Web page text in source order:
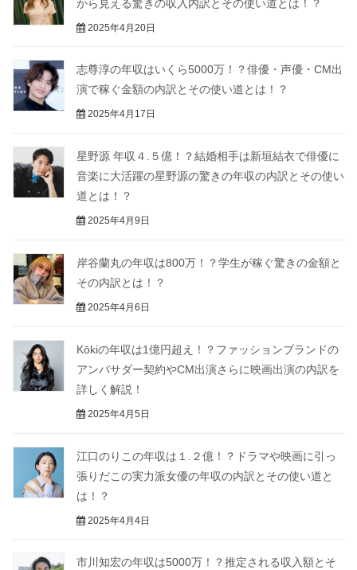
から見える驚きの収入内訳とその使い道とは！？
2025年4月20日
志尊淳の年収はいくら5000万！？俳優・声優・CM出
演で稼ぐ金額の内訳とその使い道とは！？
2025年4月17日
星野源 年収４.５億！？結婚相手は新垣結衣で俳優に
音楽に大活躍の星野源の驚きの年収の内訳とその使い
道とは！？
2025年4月9日
岸谷蘭丸の年収は800万！？学生が稼ぐ驚きの金額と
その内訳とは！？
2025年4月6日
Kōkiの年収は1億円超え！？ファッションブランドの
アンバサダー契約やCM出演さらに映画出演の内訳を
詳しく解説！
2025年4月5日
江口のりこの年収は１.２億！？ドラマや映画に引っ
張りだこの実力派女優の年収の内訳とその使い道と
は！？
2025年4月4日
市川知宏の年収は5000万！？推定される収入額とそ